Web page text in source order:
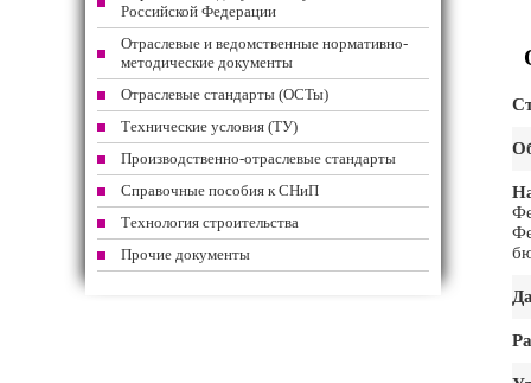
Российской Федерации
Отраслевые и ведомственные нормативно-
методические документы
Отраслевые стандарты (ОСТы)
Технические условия (ТУ)
Производственно-отраслевые стандарты
Справочные пособия к СНиП
Технология строительства
Прочие документы